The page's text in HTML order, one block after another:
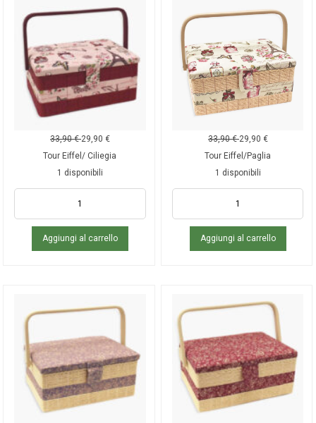
33,90€ 29,90 €
Tour Eiffel/ Ciliegia
1 disponibili
Aggiungi al carrello
33,90€ 29,90 €
Tour Eiffel/Paglia
1 disponibili
Aggiungi al carrello